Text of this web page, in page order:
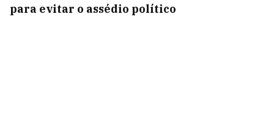
para evitar o assédio político